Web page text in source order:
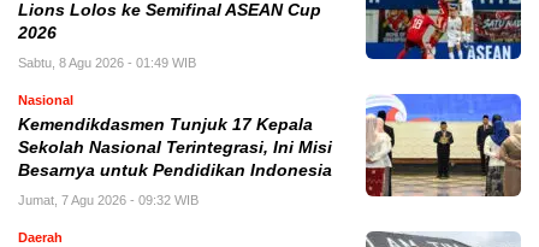
Lions Lolos ke Semifinal ASEAN Cup
2026
Sabtu, 8 Agu 2026 - 01:49 WIB
Nasional
Kemendikdasmen Tunjuk 17 Kepala
Sekolah Nasional Terintegrasi, Ini Misi
Besarnya untuk Pendidikan Indonesia
Jumat, 7 Agu 2026 - 09:32 WIB
Daerah